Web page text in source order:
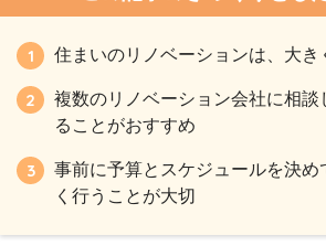
住まいのリノベーションは、大き
複数のリノベーション会社に相談
ることがおすすめ
事前に予算とスケジュールを決め
く行うことが大切